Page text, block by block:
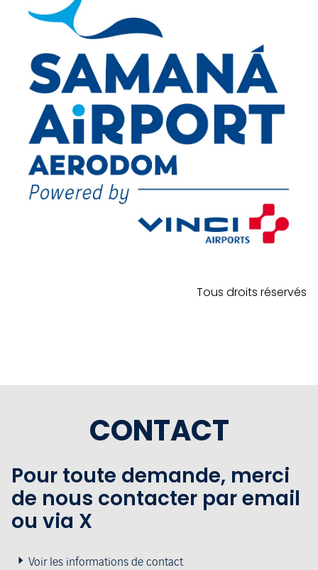
Tous droits réservés
CONTACT
Pour toute demande, merci
de nous contacter par email
ou via X
Voir les informations de contact